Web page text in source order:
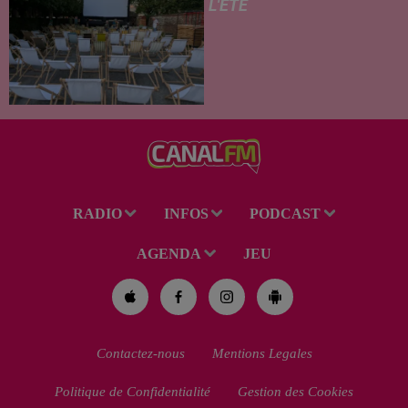
L'ÉTÉ
RADIO INFOS PODCAST
AGENDA JEU
Contactez-nous Mentions Legales
Politique de Confidentialité Gestion des Cookies